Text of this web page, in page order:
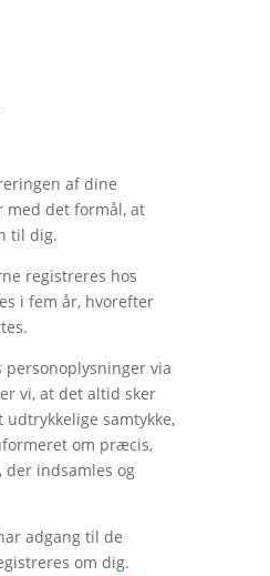
af dine
med det formål, at
til dig.
registreres hos
i fem år, hvorefter
via
vi, at det altid sker
samtykke,
om præcis,
der indsamles og
adgang til de
om dig.